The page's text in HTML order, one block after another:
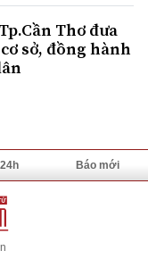
Thơ đưa
sở, đồng hành
Báo mới